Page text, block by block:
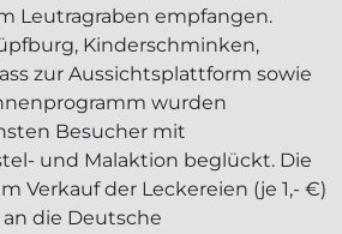
Leutragraben empfangen.
Kinderschminken,
zur Aussichtsplattform sowie
wurden
Besucher mit
und Malaktion beglückt. Die
Verkauf der Leckereien (je 1,- €)
die Deutsche